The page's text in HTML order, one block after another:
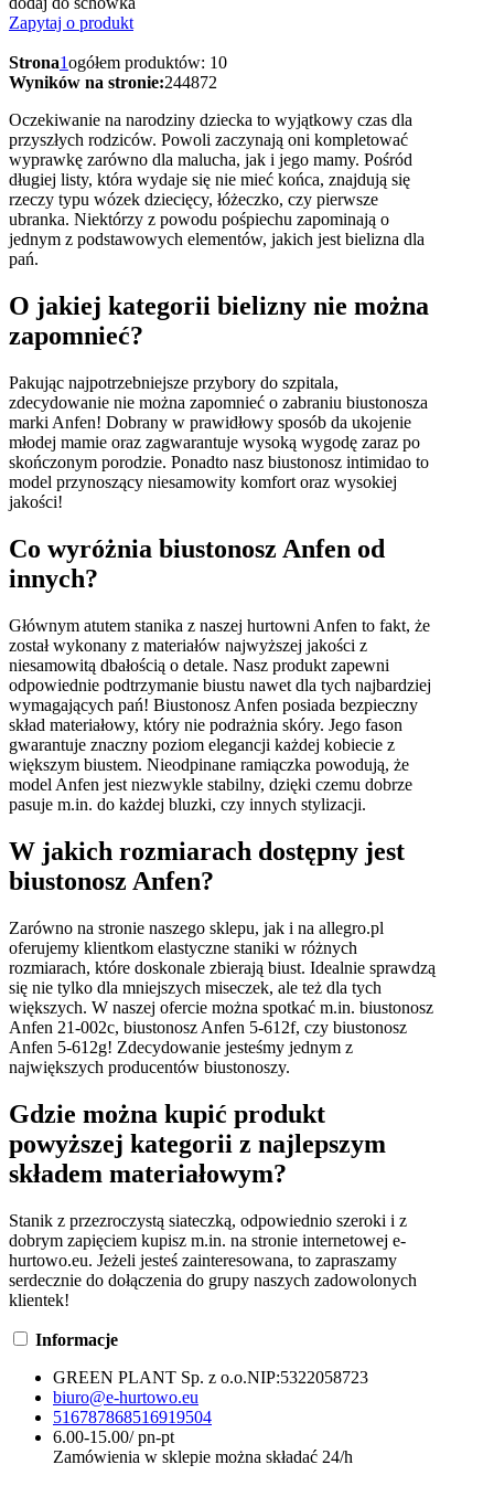
Zapytaj o produkt
Strona1ogółem produktów: 10
Wyników na stronie:244872
Oczekiwanie na narodziny dziecka to wyjątkowy czas dla
przyszłych rodziców. Powoli zaczynają oni kompletować
wyprawkę zarówno dla malucha, jak i jego mamy. Pośród
długiej listy, która wydaje się nie mieć końca, znajdują się
rzeczy typu wózek dziecięcy, łóżeczko, czy pierwsze
ubranka. Niektórzy z powodu pośpiechu zapominają o
jednym z podstawowych elementów, jakich jest bielizna dla
pań.
O jakiej kategorii bielizny nie można
zapomnieć?
Pakując najpotrzebniejsze przybory do szpitala,
zdecydowanie nie można zapomnieć o zabraniu biustonosza
marki Anfen! Dobrany w prawidłowy sposób da ukojenie
młodej mamie oraz zagwarantuje wysoką wygodę zaraz po
skończonym porodzie. Ponadto nasz biustonosz intimidao to
model przynoszący niesamowity komfort oraz wysokiej
jakości!
Co wyróżnia biustonosz Anfen od
innych?
Głównym atutem stanika z naszej hurtowni Anfen to fakt, że
został wykonany z materiałów najwyższej jakości z
niesamowitą dbałością o detale. Nasz produkt zapewni
odpowiednie podtrzymanie biustu nawet dla tych najbardziej
wymagających pań! Biustonosz Anfen posiada bezpieczny
skład materiałowy, który nie podrażnia skóry. Jego fason
gwarantuje znaczny poziom elegancji każdej kobiecie z
większym biustem. Nieodpinane ramiączka powodują, że
model Anfen jest niezwykle stabilny, dzięki czemu dobrze
pasuje m.in. do każdej bluzki, czy innych stylizacji.
W jakich rozmiarach dostępny jest
biustonosz Anfen?
Zarówno na stronie naszego sklepu, jak i na allegro.pl
oferujemy klientkom elastyczne staniki w różnych
rozmiarach, które doskonale zbierają biust. Idealnie sprawdzą
się nie tylko dla mniejszych miseczek, ale też dla tych
większych. W naszej ofercie można spotkać m.in. biustonosz
Anfen 21-002c, biustonosz Anfen 5-612f, czy biustonosz
Anfen 5-612g! Zdecydowanie jesteśmy jednym z
największych producentów biustonoszy.
Gdzie można kupić produkt
powyższej kategorii z najlepszym
składem materiałowym?
Stanik z przezroczystą siateczką, odpowiednio szeroki i z
dobrym zapięciem kupisz m.in. na stronie internetowej e-
hurtowo.eu. Jeżeli jesteś zainteresowana, to zapraszamy
serdecznie do dołączenia do grupy naszych zadowolonych
klientek!
Informacje
GREEN PLANT Sp. z o.o.NIP:5322058723
biuro@e-hurtowo.eu
516787868516919504
6.00-15.00/ pn-pt
Zamówienia w sklepie można składać 24/h